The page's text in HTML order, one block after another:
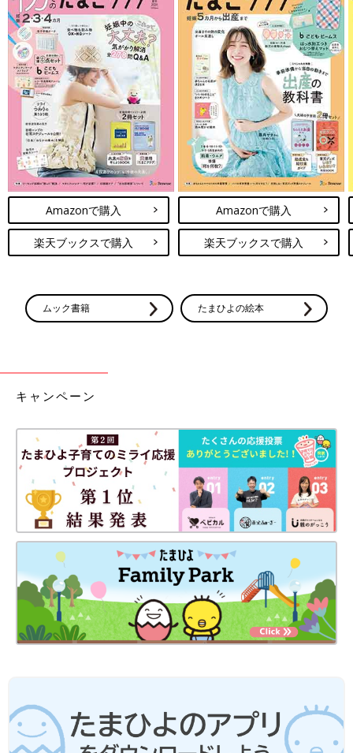
Amazonで購入
楽天ブックスで購入
Amazonで購入
楽天ブックスで購入
ムック書籍 たまひよの絵本
キャンペーン